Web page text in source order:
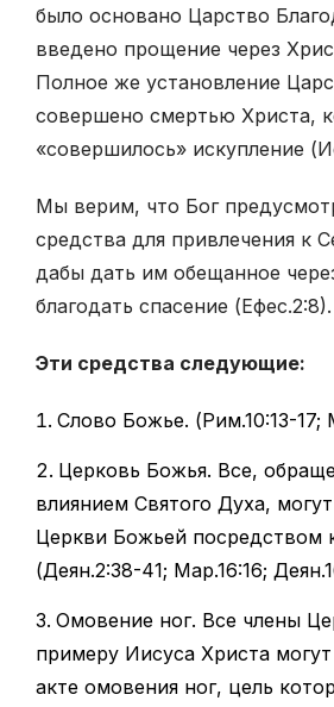
было основано Царство
введено прощение через
Полное же установление
совершено смертью Христа,
«совершилось» искупление
Мы верим, что Бог
средства для привлечения к
дабы дать им обещанное
благодать спасение (Ефес.2:8).
Эти средства следующие:
Слово Божье. (Рим.10:13-17;
Церковь Божья. Все,
влиянием Святого Духа,
Церкви Божьей посредством
(Деян.2:38-41; Мар.16:16;
Омовение ног. Все члены
примеру Иисуса Христа
акте омовения ног, цель